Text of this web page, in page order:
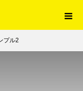
プル2